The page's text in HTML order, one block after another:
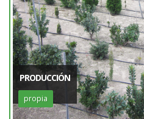
PRODUCCIÓN
propia